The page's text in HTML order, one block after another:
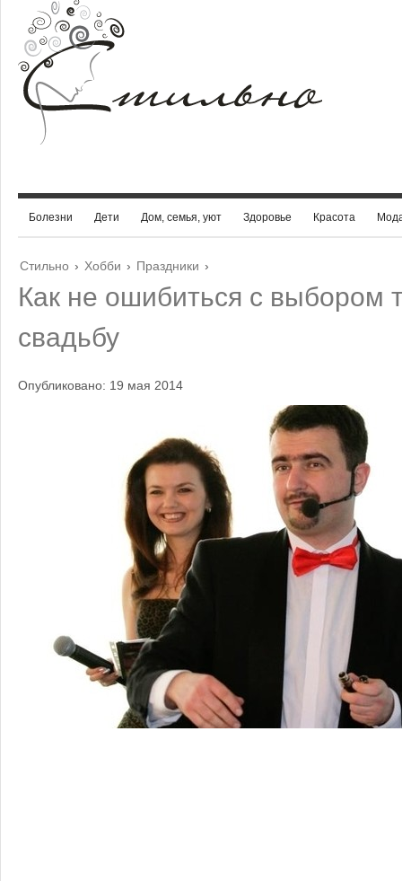
Болезни Дети Дом, семья, уют Здоровье Красота
Стильно › Хобби › Праздники ›
Как не ошибиться с выбором
свадьбу
Опубликовано: 19 мая 2014